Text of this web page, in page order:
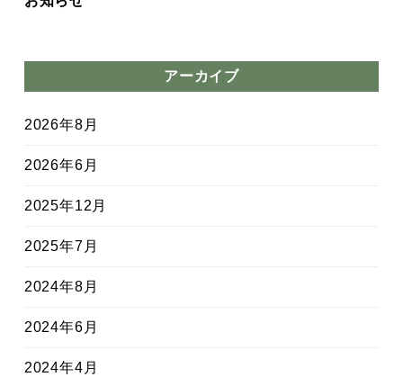
アーカイブ
2026年8月
2026年6月
2025年12月
2025年7月
2024年8月
2024年6月
2024年4月